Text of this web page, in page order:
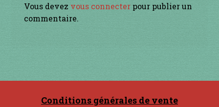
Comment jouer de la guimbarde….
en acier
Vous devez vous connecterpour publier un
commentaire.
Conditions générales de vente